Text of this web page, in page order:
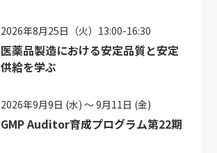
2026年8月25日（火）13:00-16:30
医薬品製造における安定品質と安定
供給を学ぶ
2026年9月9日 (水) ～ 9月11日 (金)
GMP Auditor育成プログラム第22期